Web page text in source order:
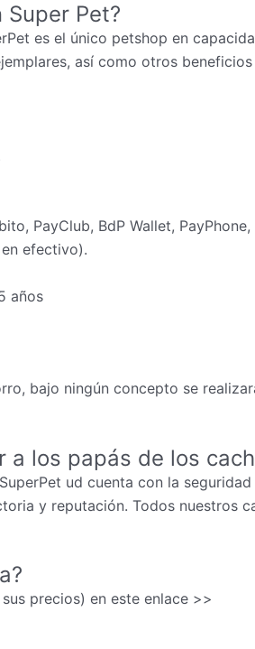
Pet?
es el único petshop en
así como otros beneficios
PayClub, BdP Wallet, PayPhone,
efectivo).
años
bajo ningún concepto se
a los papás de los
ud cuenta con la
y reputación. Todos nuestros
precios) en este enlace >>